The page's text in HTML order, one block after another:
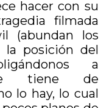
hacer con su
filmada
(abundan los
posición del
a
tiene de
lo hay, lo cual